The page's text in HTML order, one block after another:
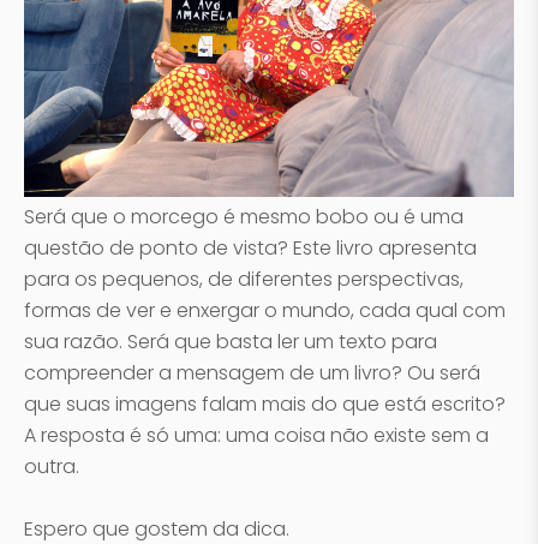
Será que o morcego é mesmo bobo ou é uma
questão de ponto de vista? Este livro apresenta
para os pequenos, de diferentes perspectivas,
formas de ver e enxergar o mundo, cada qual com
sua razão. Será que basta ler um texto para
compreender a mensagem de um livro? Ou será
que suas imagens falam mais do que está escrito?
A resposta é só uma: uma coisa não existe sem a
outra.
Espero que gostem da dica.